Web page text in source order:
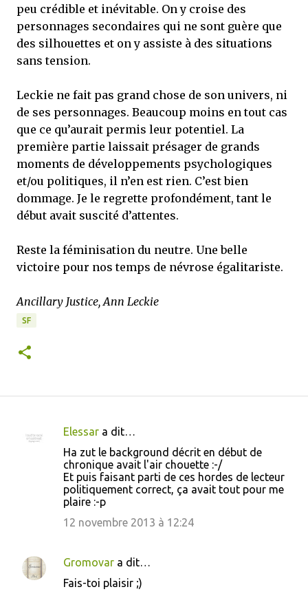
peu crédible et inévitable. On y croise des
personnages secondaires qui ne sont guère que
des silhouettes et on y assiste à des situations
sans tension.
Leckie ne fait pas grand chose de son univers, ni
de ses personnages. Beaucoup moins en tout cas
que ce qu’aurait permis leur potentiel. La
première partie laissait présager de grands
moments de développements psychologiques
et/ou politiques, il n’en est rien. C’est bien
dommage. Je le regrette profondément, tant le
début avait suscité d’attentes.
Reste la féminisation du neutre. Une belle
victoire pour nos temps de névrose égalitariste.
Ancillary Justice, Ann Leckie
SF
C
t
a
Elessar a dit…
Ha zut le background décrit en début de
chronique avait l'air chouette :-/
Et puis faisant parti de ces hordes de lecteur
politiquement correct, ça avait tout pour me
plaire :-p
12 novembre 2013 à 12:24
Gromovar a dit…
Fais-toi plaisir ;)